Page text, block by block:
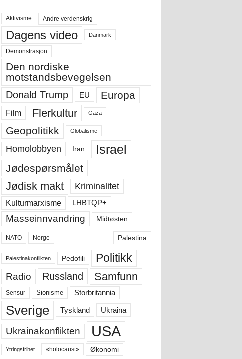
Aktivisme Andre verdenskrig
Dagens video Danmark
Demonstrasjon
Den nordiske
motstandsbevegelsen
Donald Trump EU Europa
Film Flerkultur Gaza
Geopolitikk Globalisme
Homolobbyen Iran Israel
Jødespørsmålet
Jødisk makt Kriminalitet
Kulturmarxisme LHBTQP+
Masseinnvandring Midtøsten
NATO Norge Palestina
Palestinakonflikten Pedofili Politikk
Radio Russland Samfunn
Sensur Sionisme Storbritannia
Sverige Tyskland Ukraina
Ukrainakonflikten USA
Ytringsfrihet «holocaust» Økonomi